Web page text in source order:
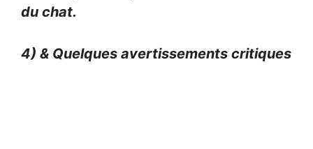
du chat.
4) & Quelques avertissements critiques